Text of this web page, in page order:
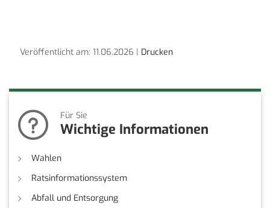
Veröffentlicht am: 11.06.2026 | Drucken
Für Sie
Wichtige Informationen
Wahlen
Ratsinformationssystem
Abfall und Entsorgung